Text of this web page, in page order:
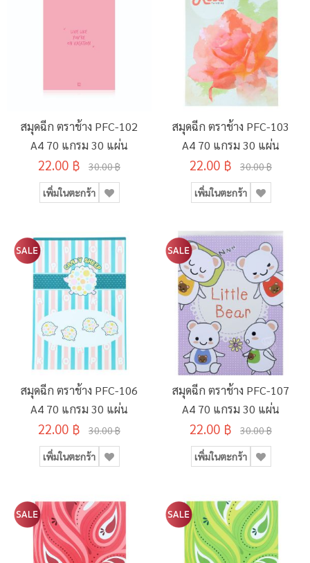
สมุดฉีก ตราช้าง PFC-102
A4 70 แกรม 30 แผ่น
22.00 ฿ 30.00 ฿
เพิ่มในตะกร้า
สมุดฉีก ตราช้าง PFC-103
A4 70 แกรม 30 แผ่น
22.00 ฿ 30.00 ฿
เพิ่มในตะกร้า
สมุดฉีก ตราช้าง PFC-106
A4 70 แกรม 30 แผ่น
22.00 ฿ 30.00 ฿
เพิ่มในตะกร้า
สมุดฉีก ตราช้าง PFC-107
A4 70 แกรม 30 แผ่น
22.00 ฿ 30.00 ฿
เพิ่มในตะกร้า